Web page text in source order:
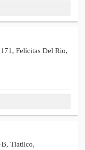
Felícitas Del Río,
Tlatilco,